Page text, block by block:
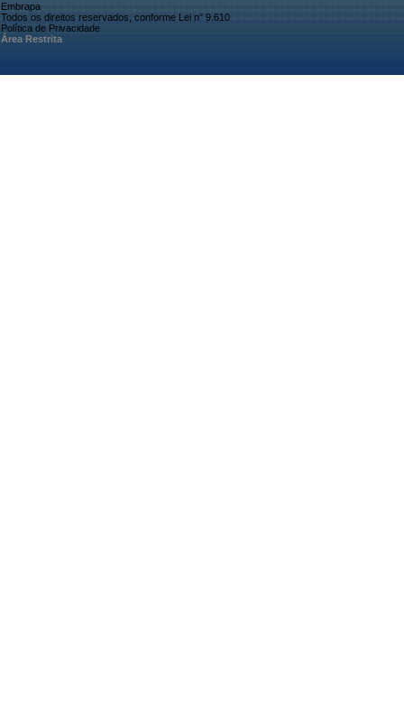
Embrapa
Todos os direitos reservados, conforme Lei n° 9.610
Política de Privacidade
Área Restrita